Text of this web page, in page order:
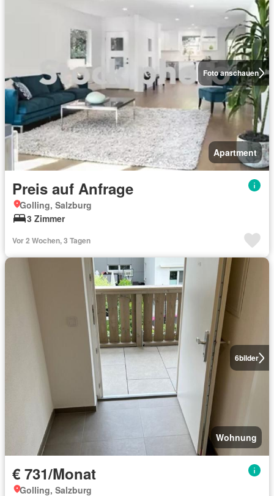
Foto anschauen
Apartment
Preis auf Anfrage
Golling, Salzburg
3 Zimmer
Vor 2 Wochen, 3 Tagen
6bilder
Wohnung
€ 731/Monat
Golling, Salzburg